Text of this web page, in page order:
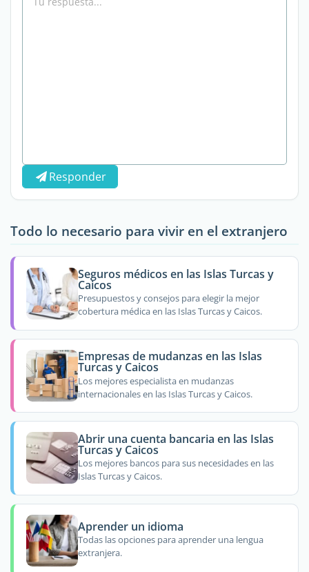
Responder
Todo lo necesario para vivir en el extranjero
Seguros médicos en las Islas Turcas y
Caicos
Presupuestos y consejos para elegir la mejor
cobertura médica en las Islas Turcas y Caicos.
Empresas de mudanzas en las Islas
Turcas y Caicos
Los mejores especialista en mudanzas
internacionales en las Islas Turcas y Caicos.
Abrir una cuenta bancaria en las Islas
Turcas y Caicos
Los mejores bancos para sus necesidades en las
Islas Turcas y Caicos.
Aprender un idioma
Todas las opciones para aprender una lengua
extranjera.